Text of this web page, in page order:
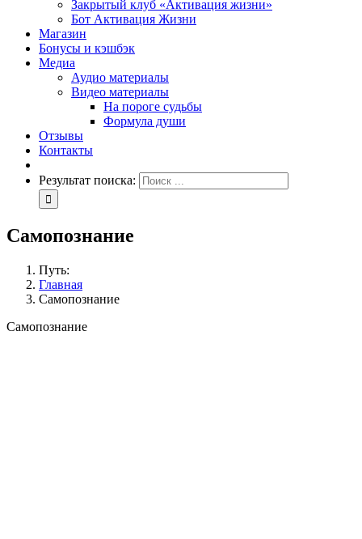
Закрытый клуб «Активация жизни»
Бот Активация Жизни
Магазин
Бонусы и кэшбэк
Медиа
Аудио материалы
Видео материалы
На пороге судьбы
Формула души
Отзывы
Контакты
Результат поиска:
Самопознание
Путь:
Главная
Самопознание
Самопознание